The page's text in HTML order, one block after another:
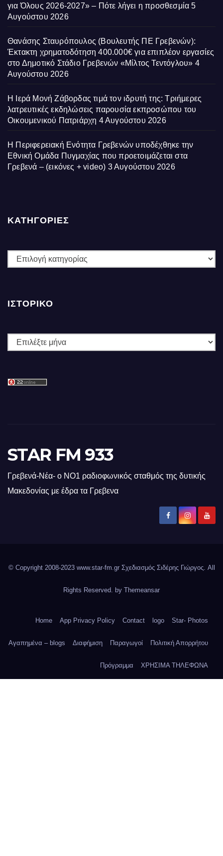
για Όλους 2026-2027» – Πότε λήγει η προσθεσμία 5
Αυγούστου 2026
Θανάσης Σταυρόπουλος (Βουλευτής ΠΕ Γρεβενών):
Έκτακτη χρηματοδότηση 400.000€ για επιπλέον εργασίες
στο Δημοτικό Στάδιο Γρεβενών «Μίλτος Τεντόγλου» 4
Αυγούστου 2026
Η Ιερά Μονή Ζάβορδας τιμά τον ιδρυτή της: Τριήμερες
λατρευτικές εκδηλώσεις παρουσία εκπροσώπου του
Οικουμενικού Πατριάρχη 4 Αυγούστου 2026
Η Περιφερειακή Ενότητα Γρεβενών υποδέχθηκε την
Εθνική Ομάδα Πυγμαχίας που προετοιμάζεται στα
Γρεβενά – (εικόνες + video) 3 Αυγούστου 2026
ΚΑΤΗΓΟΡΙΕΣ
ΚΑΤΗΓΟΡΙΕΣ
ΙΣΤΟΡΙΚΌ
Ιστορικό
STAR FM 933
Γρεβενά-Νέα- ο ΝΟ1 ραδιοφωνικός σταθμός της δυτικής
Μακεδονίας με έδρα τα Γρεβενα
© Copyright 2008-2023 www.star-fm.gr Σχεδιασμός Σιδέρης Γιώργος. All
Rights Reserved. by Themeansar
Home App Privacy Policy Contact logo Star- Photos
Αγαπημένα – blogs Διαφήμιση Παραγωγοί Πολιτική Απορρήτου
Πρόγραμμα ΧΡΗΣΙΜΑ ΤΗΛΕΦΩΝΑ